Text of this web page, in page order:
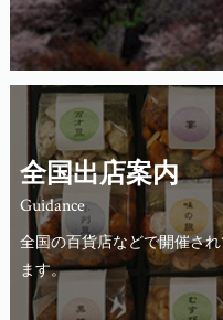
全国出店案内
Guidance
全国の百貨店などで開催さ
ます。